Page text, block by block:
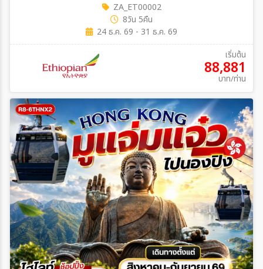
ZA_ET00002
8วัน 5คืน
24 ธ.ค. 69 - 31 ธ.ค. 69
เริ่มต้น
88,881
บาท/ท่าน